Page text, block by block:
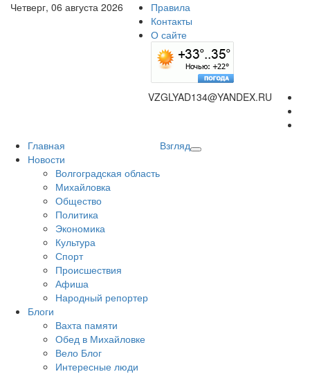
Четверг, 06 августа 2026
Правила
Контакты
О сайте
VZGLYAD134@YANDEX.RU
Главная
Новости
Волгоградская область
Михайловка
Общество
Политика
Экономика
Культура
Спорт
Происшествия
Афиша
Народный репортер
Блоги
Вахта памяти
Обед в Михайловке
Вело Блог
Интересные люди
Взгляд